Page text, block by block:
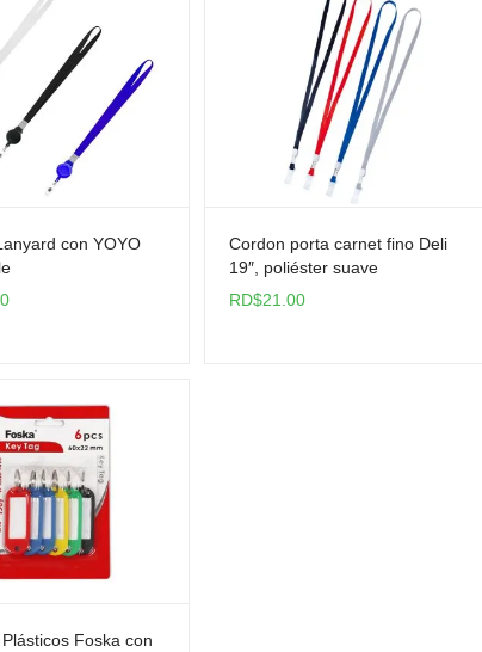
con YOYO
Cordon porta carnet fino Deli
19″, poliéster suave
RD$21.00
Foska con